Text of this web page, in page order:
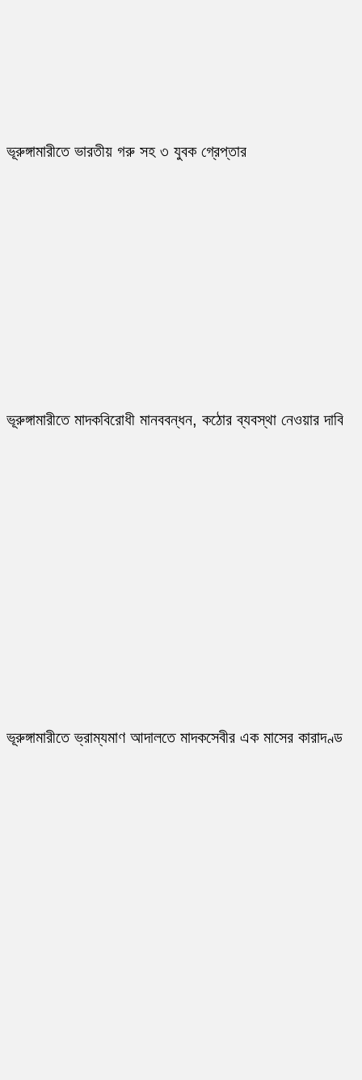
ভূরুঙ্গামারীতে ভারতীয় গরু সহ ৩ যুবক গ্রেপ্তার
ভূরুঙ্গামারীতে মাদকবিরোধী মানববন্ধন, কঠোর ব্যবস্থা নেওয়ার দাবি
ভূরুঙ্গামারীতে ভ্রাম্যমাণ আদালতে মাদকসেবীর এক মাসের কারাদণ্ড